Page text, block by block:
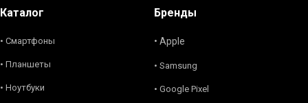
Каталог
• Смартфоны
• Планшеты
• Ноутбуки
Бренды
• Apple
• Samsung
• Google Pixel